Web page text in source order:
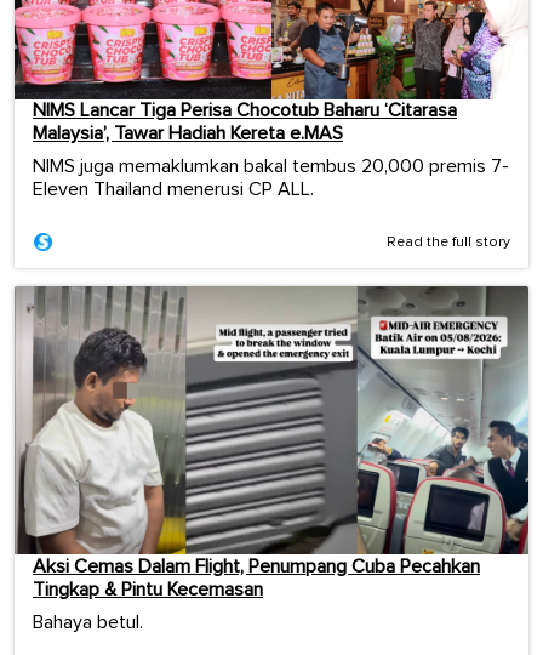
NIMS Lancar Tiga Perisa Chocotub Baharu ‘Citarasa
Malaysia’, Tawar Hadiah Kereta e.MAS
NIMS juga memaklumkan bakal tembus 20,000 premis 7-
Eleven Thailand menerusi CP ALL.
Read the full story
Aksi Cemas Dalam Flight, Penumpang Cuba Pecahkan
Tingkap & Pintu Kecemasan
Bahaya betul.